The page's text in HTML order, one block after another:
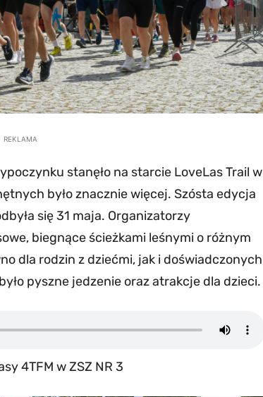
REKLAMA
stanęło na starcie LoveLas Trail w
było znacznie więcej. Szósta edycja
się 31 maja. Organizatorzy
biegnące ścieżkami leśnymi o różnym
dla rodzin z dziećmi, jak i doświadczonych
pyszne jedzenie oraz atrakcje dla dzieci.
4TFM w ZSZ NR 3